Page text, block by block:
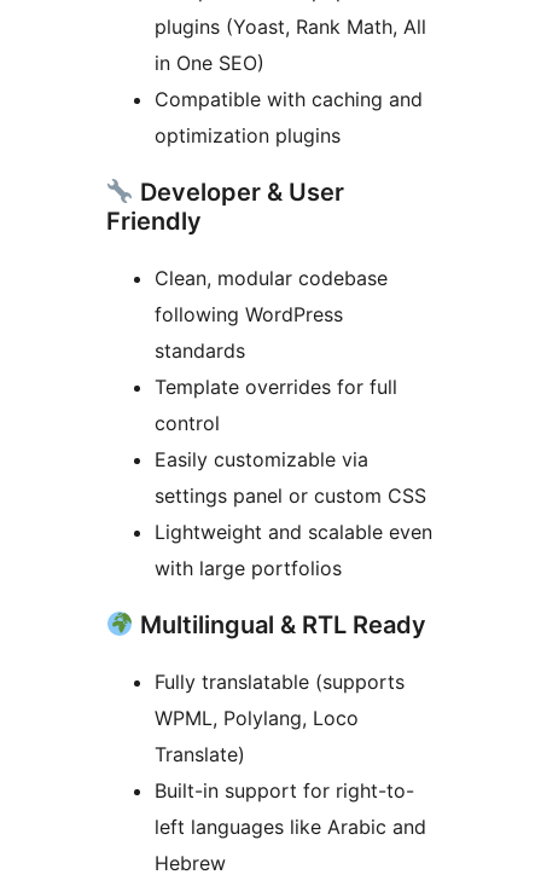
plugins (Yoast, Rank Math, All
in One SEO)
Compatible with caching and
optimization plugins
Developer & User
Friendly
Clean, modular codebase
following WordPress
standards
Template overrides for full
control
Easily customizable via
settings panel or custom CSS
Lightweight and scalable even
with large portfolios
Multilingual & RTL Ready
Fully translatable (supports
WPML, Polylang, Loco
Translate)
Built-in support for right-to-
left languages like Arabic and
Hebrew